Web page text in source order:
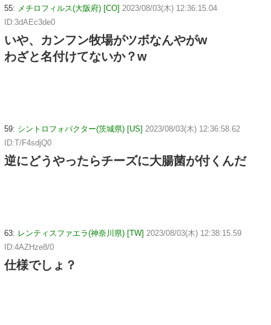
55: メチロフィルス(大阪府) [CO] 2023/08/03(木) 12:36:15.04
ID:3dAEc3de0
いや、カンフン牧場がツボなんやがw
わざと名付けてないか？w
59: シントロフォバクター(茨城県) [US] 2023/08/03(木) 12:36:58.62
ID:T/F4sdjQ0
逆にどうやったらチーズに大腸菌が付くんだ
63: レンティスファエラ(神奈川県) [TW] 2023/08/03(木) 12:38:15.59
ID:4AZHze8/0
仕様でしょ？